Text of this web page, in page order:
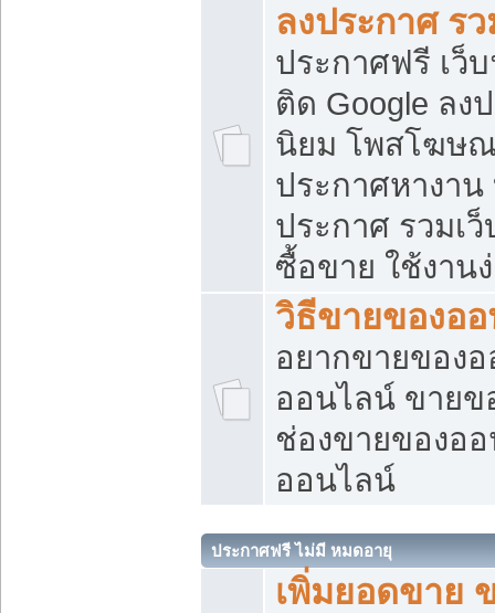
ลงประกาศ ร
ประกาศฟรี เว็
ติด Google ลง
นิยม โพสโฆษ
ประกาศหางาน
ประกาศ รวมเ
ซื้อขาย ใช้งาน
วิธีขายของอ
อยากขายของ
ออนไลน์ ขายข
ช่องขายของอ
ออนไลน์
ประกาศฟรี ไม่มี หมดอายุ
เพิ่มยอดขาย